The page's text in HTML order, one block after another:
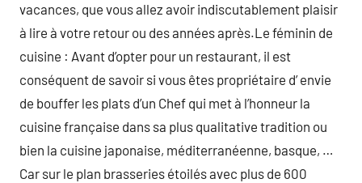
vacances, que vous allez avoir indiscutablement plaisir
à lire à votre retour ou des années après.Le féminin de
cuisine : Avant d’opter pour un restaurant, il est
conséquent de savoir si vous êtes propriétaire d’ envie
de bouffer les plats d’un Chef qui met à l’honneur la
cuisine française dans sa plus qualitative tradition ou
bien la cuisine japonaise, méditerranéenne, basque, …
Car sur le plan brasseries étoilés avec plus de 600